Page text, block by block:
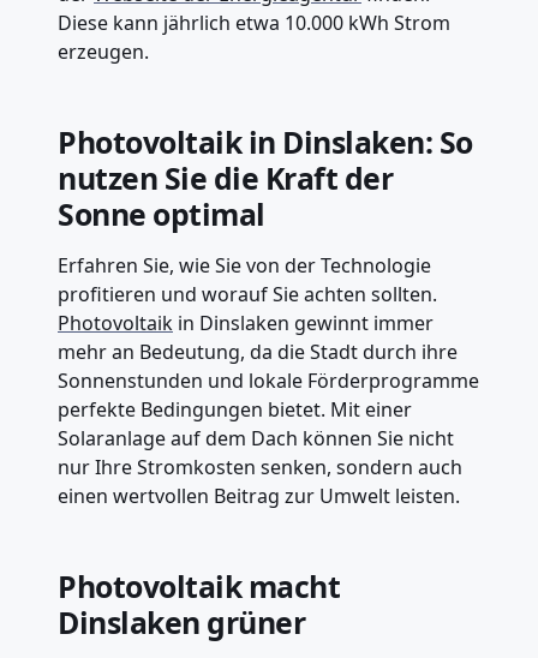
Diese kann jährlich etwa 10.000 kWh Strom
erzeugen.
Photovoltaik in Dinslaken: So
nutzen Sie die Kraft der
Sonne optimal
Erfahren Sie, wie Sie von der Technologie
profitieren und worauf Sie achten sollten.
Photovoltaik in Dinslaken gewinnt immer
mehr an Bedeutung, da die Stadt durch ihre
Sonnenstunden und lokale Förderprogramme
perfekte Bedingungen bietet. Mit einer
Solaranlage auf dem Dach können Sie nicht
nur Ihre Stromkosten senken, sondern auch
einen wertvollen Beitrag zur Umwelt leisten.
Photovoltaik macht
Dinslaken grüner